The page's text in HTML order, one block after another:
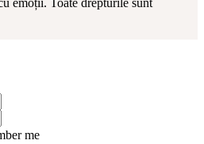
emoții. Toate drepturile sunt
me